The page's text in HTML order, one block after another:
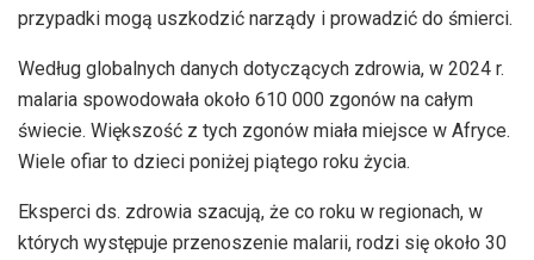
przypadki mogą uszkodzić narządy i prowadzić do śmierci.
Według globalnych danych dotyczących zdrowia, w 2024 r.
malaria spowodowała około 610 000 zgonów na całym
świecie. Większość z tych zgonów miała miejsce w Afryce.
Wiele ofiar to dzieci poniżej piątego roku życia.
Eksperci ds. zdrowia szacują, że co roku w regionach, w
których występuje przenoszenie malarii, rodzi się około 30